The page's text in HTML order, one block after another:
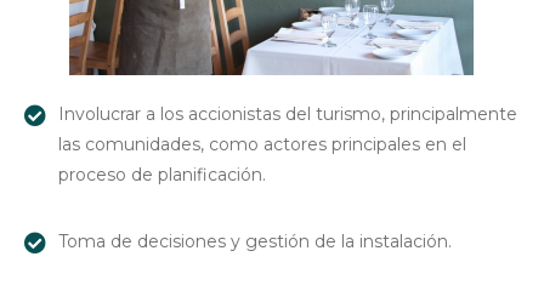
Involucrar a los accionistas del turismo, principalmente
las comunidades, como actores principales en el
proceso de planificación.
Toma de decisiones y gestión de la instalación.